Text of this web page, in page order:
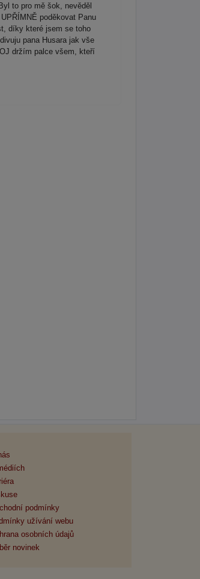
to pro mě šok, nevěděl
poděkovat Panu
díky které jsem se toho
pana Husara jak vše
držím palce všem, kteří
podmínky
užívání webu
osobních údajů
novinek